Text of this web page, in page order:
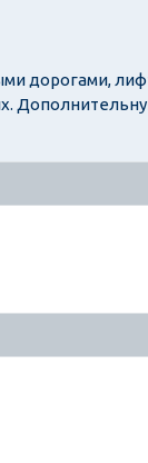
дорогами,